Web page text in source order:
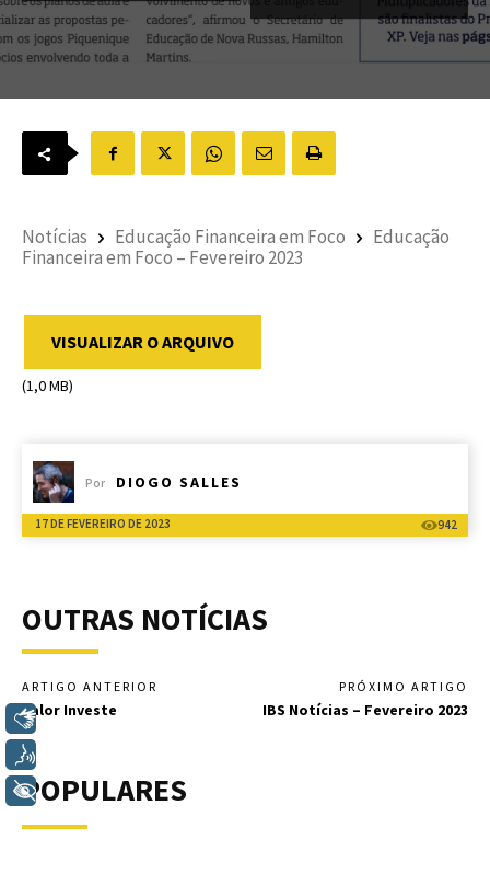
Notícias Educação Financeira em Foco
Educação
Financeira em Foco – Fevereiro 2023
VISUALIZAR O ARQUIVO
(1,0 MB)
Por DIOGO SALLES
17 DE FEVEREIRO DE 2023 942
OUTRAS NOTÍCIAS
ARTIGO ANTERIOR
Valor Investe
PRÓXIMO ARTIGO
IBS Notícias – Fevereiro 2023
POPULARES
Libras
+ Acessibilidade